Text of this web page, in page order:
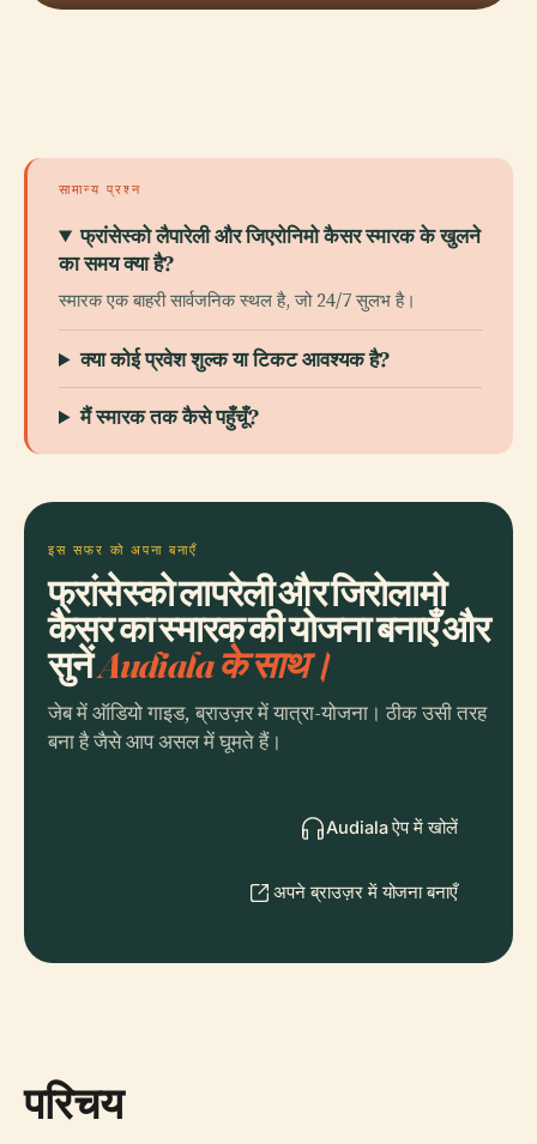
सामान्य प्रश्न
फ्रांसेस्को लैपारेली और जिएरोनिमो कैसर स्मारक के खुलने
का समय क्या है?
स्मारक एक बाहरी सार्वजनिक स्थल है, जो 24/7 सुलभ है।
क्या कोई प्रवेश शुल्क या टिकट आवश्यक है?
मैं स्मारक तक कैसे पहुँचूँ?
इस सफर को अपना बनाएँ
फ्रांसेस्को लापरेली और जिरोलामो
कैसर का स्मारक की योजना बनाएँ और
सुनेंAudiala के साथ।
जेब में ऑडियो गाइड, ब्राउज़र में यात्रा-योजना। ठीक उसी तरह
बना है जैसे आप असल में घूमते हैं।
Audiala ऐप में खोलें
अपने ब्राउज़र में योजना बनाएँ
परिचय